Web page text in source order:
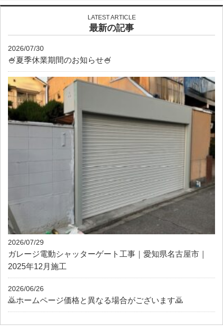
LATEST ARTICLE
最新の記事
2026/07/30
🍧夏季休業期間のお知らせ🍧
2026/07/29
ガレージ電動シャッターゲート工事｜愛知県名古屋市｜
2025年12月施工
2026/06/26
🙇ホームページ価格と異なる場合がございます🙇